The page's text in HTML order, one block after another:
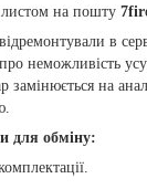
на пошту
в
неможливість
замінюється на
для обміну: